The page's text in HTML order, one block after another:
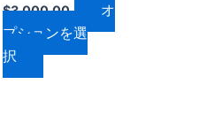
$3,000.00
オ
プションを選
択
シ
ョ
ン
が